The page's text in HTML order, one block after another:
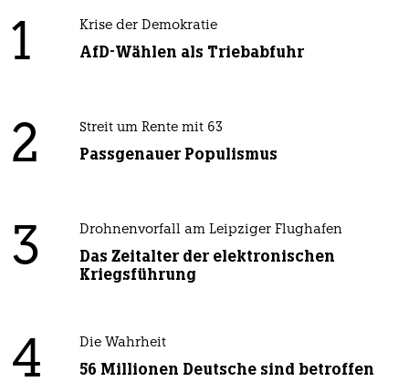
1 Krise der Demokratie
AfD-Wählen als Triebabfuhr
2 Streit um Rente mit 63
Passgenauer Populismus
3 Drohnenvorfall am Leipziger Flughafen
Das Zeitalter der elektronischen
Kriegsführung
4 Die Wahrheit
56 Millionen Deutsche sind betroffen